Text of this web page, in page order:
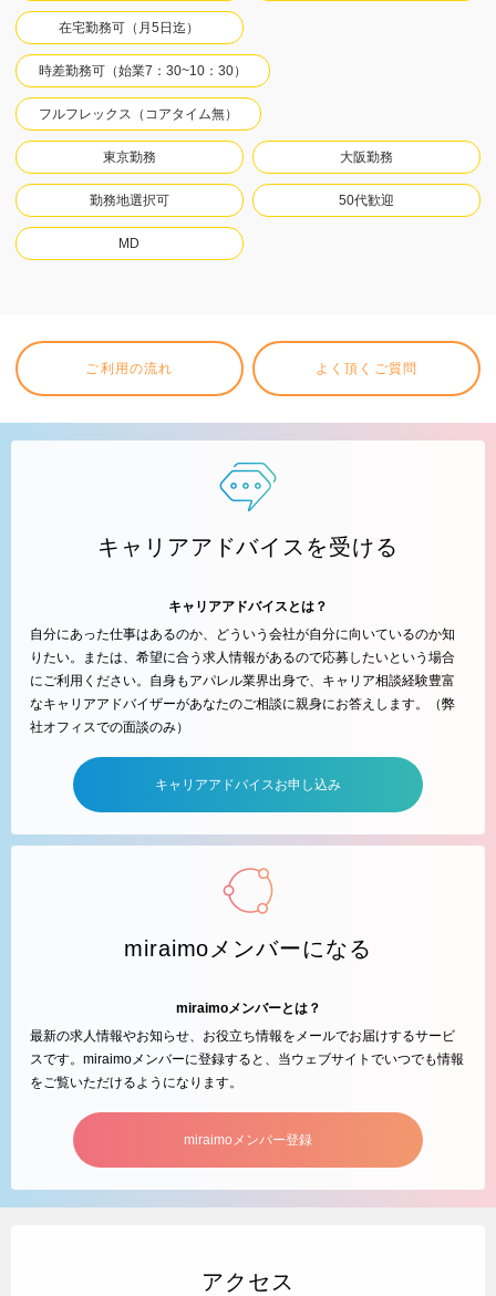
在宅勤務可（月5日迄）
時差勤務可（始業7：30~10：30）
フルフレックス（コアタイム無）
東京勤務 大阪勤務
勤務地選択可 50代歓迎
MD
ご利用の流れ よく頂くご質問
キャリアアドバイスを受ける
キャリアアドバイスとは？
自分にあった仕事はあるのか、どういう会社が自分に向いているのか知
りたい。または、希望に合う求人情報があるので応募したいという場合
にご利用ください。自身もアパレル業界出身で、キャリア相談経験豊富
なキャリアアドバイザーがあなたのご相談に親身にお答えします。（弊
社オフィスでの面談のみ）
キャリアアドバイスお申し込み
miraimoメンバーになる
miraimoメンバーとは？
最新の求人情報やお知らせ、お役立ち情報をメールでお届けするサービ
スです。miraimoメンバーに登録すると、当ウェブサイトでいつでも情報
をご覧いただけるようになります。
miraimoメンバー登録
アクセス